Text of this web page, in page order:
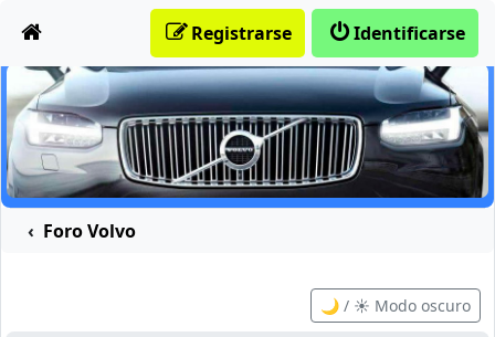
Identificarse
Registrarse
Foro Volvo
🌙 / ☀️ Modo oscuro